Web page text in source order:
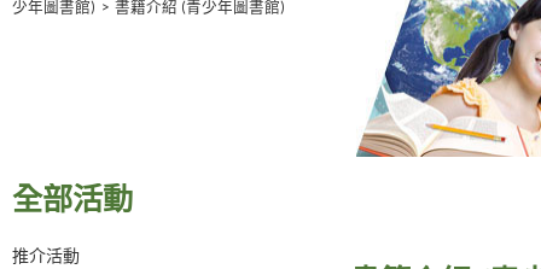
少年圖書館) > 書籍介紹 (青少年圖書館)
全部活動
推介活動